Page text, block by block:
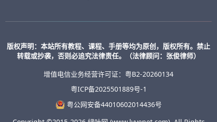
版权声明：本站所有教程、课程、手册等均为原创，版权所有。禁止
转载或抄袭，否则必追究法律责任。（法律顾问：张俊律师）
增值电信业务经营许可证：粤B2-20260134
粤ICP备2025501889号-1
粤公网安备44010602014436号